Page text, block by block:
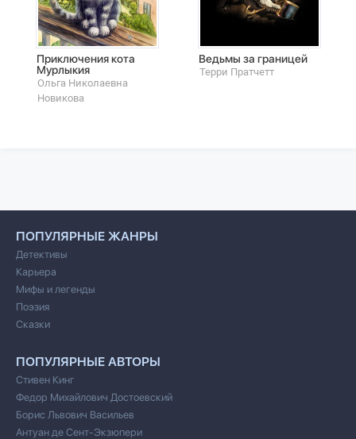
Приключения кота
Мурлыкия
Ольга Николаевна
Новикова
Ведьмы за границей
Терри Пратчетт
ПОПУЛЯРНЫЕ ЖАНРЫ
Детективы
Карьера
Мифы и легенды
Поэзия
Сказки
ПОПУЛЯРНЫЕ АВТОРЫ
Стивен Кинг
Федор Михайлович Достоевский
Борис Львович Васильев
Антуан де Сент-Экзюпери